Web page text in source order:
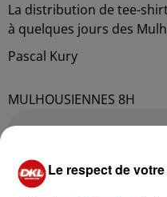
La distribution de tee-
à quelques jours des
Pascal Kury
MULHOUSIENNES 8H
Le respect de